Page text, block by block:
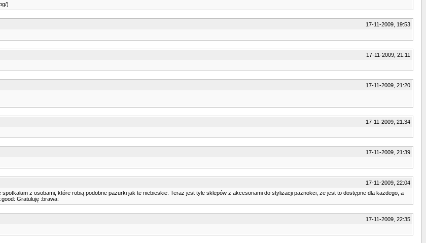
)
17-11-2009, 19:53
17-11-2009, 21:11
17-11-2009, 21:20
17-11-2009, 21:34
17-11-2009, 21:39
17-11-2009, 22:04
z osobami, które robią podobne pazurki jak te niebieskie. Teraz jest tyle sklepów z akcesoriami do stylizacji paznokci, że jest to dostępne dla każdego, a
Gratuluję :brawa:
17-11-2009, 22:35